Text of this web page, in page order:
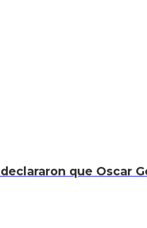
que Oscar